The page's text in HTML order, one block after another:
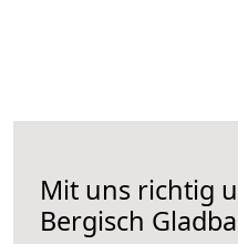
Mit uns richtig
Bergisch